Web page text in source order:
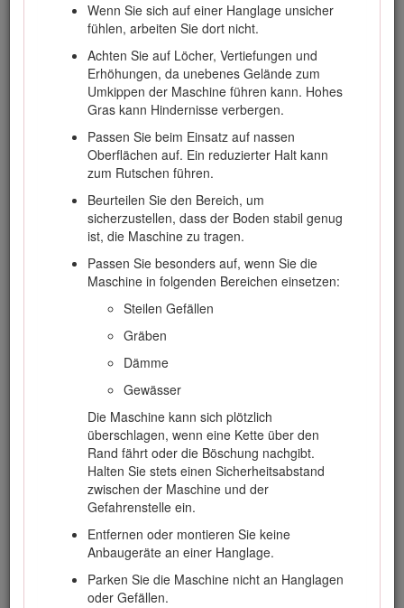
Wenn Sie sich auf einer Hanglage unsicher
fühlen, arbeiten Sie dort nicht.
Achten Sie auf Löcher, Vertiefungen und
Erhöhungen, da unebenes Gelände zum
Umkippen der Maschine führen kann. Hohes
Gras kann Hindernisse verbergen.
Passen Sie beim Einsatz auf nassen
Oberflächen auf. Ein reduzierter Halt kann
zum Rutschen führen.
Beurteilen Sie den Bereich, um
sicherzustellen, dass der Boden stabil genug
ist, die Maschine zu tragen.
Passen Sie besonders auf, wenn Sie die
Maschine in folgenden Bereichen einsetzen:
Steilen Gefällen
Gräben
Dämme
Gewässer
Die Maschine kann sich plötzlich
überschlagen, wenn eine Kette über den
Rand fährt oder die Böschung nachgibt.
Halten Sie stets einen Sicherheitsabstand
zwischen der Maschine und der
Gefahrenstelle ein.
Entfernen oder montieren Sie keine
Anbaugeräte an einer Hanglage.
Parken Sie die Maschine nicht an Hanglagen
oder Gefällen.
um das Gelände richtig zu markieren (rufen Sie z. B. in
den USA 811 oder in Australien 1100 für den nationalen
Markierungsdienst an).
Allgemeine Sicherheit
Befolgen Sie zum Vermeiden von schweren oder
tödlichen Verletzungen immer sämtliche
Sicherheitshinweise.
Überschreiten Sie nicht die Nennlast, da die
Zugmaschine sonst instabil werden könnte und
Sie gegebenenfalls die Kontrolle verlieren.
Transportieren Sie ein Anbaugerät nicht mit
angehobenen oder ausgefahrenen Armen
(sofern vorhanden). Transportieren Sie das
Anbaugerät immer nahe über dem Boden, siehe
Transportstellung
Markieren Sie alle unterirdischen Leitungen und
andere Objekte im Arbeitsbereich und graben Sie
nicht in markierten Bereichen.
Lesen und verstehen Sie vor dem Einsatz der
Maschine den Inhalt dieserBedienungsanleitung
Konzentrieren Sie sich immer bei der
Verwendung des Fahrzeugs. Tun Sie nichts, was
Sie ablenken könnte, sonst können Verletzungen
oder Sachschäden auftreten.
Lassen Sie nie zu, dass Kinder oder nicht
geschulte Personen die Maschine verwenden.